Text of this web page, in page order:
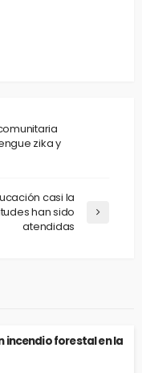
zika y
casi la
han sido
atendidas
incendio forestal en la